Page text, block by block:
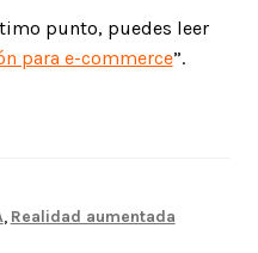
punto, puedes leer
para e-commerce”.
, Realidad aumentada